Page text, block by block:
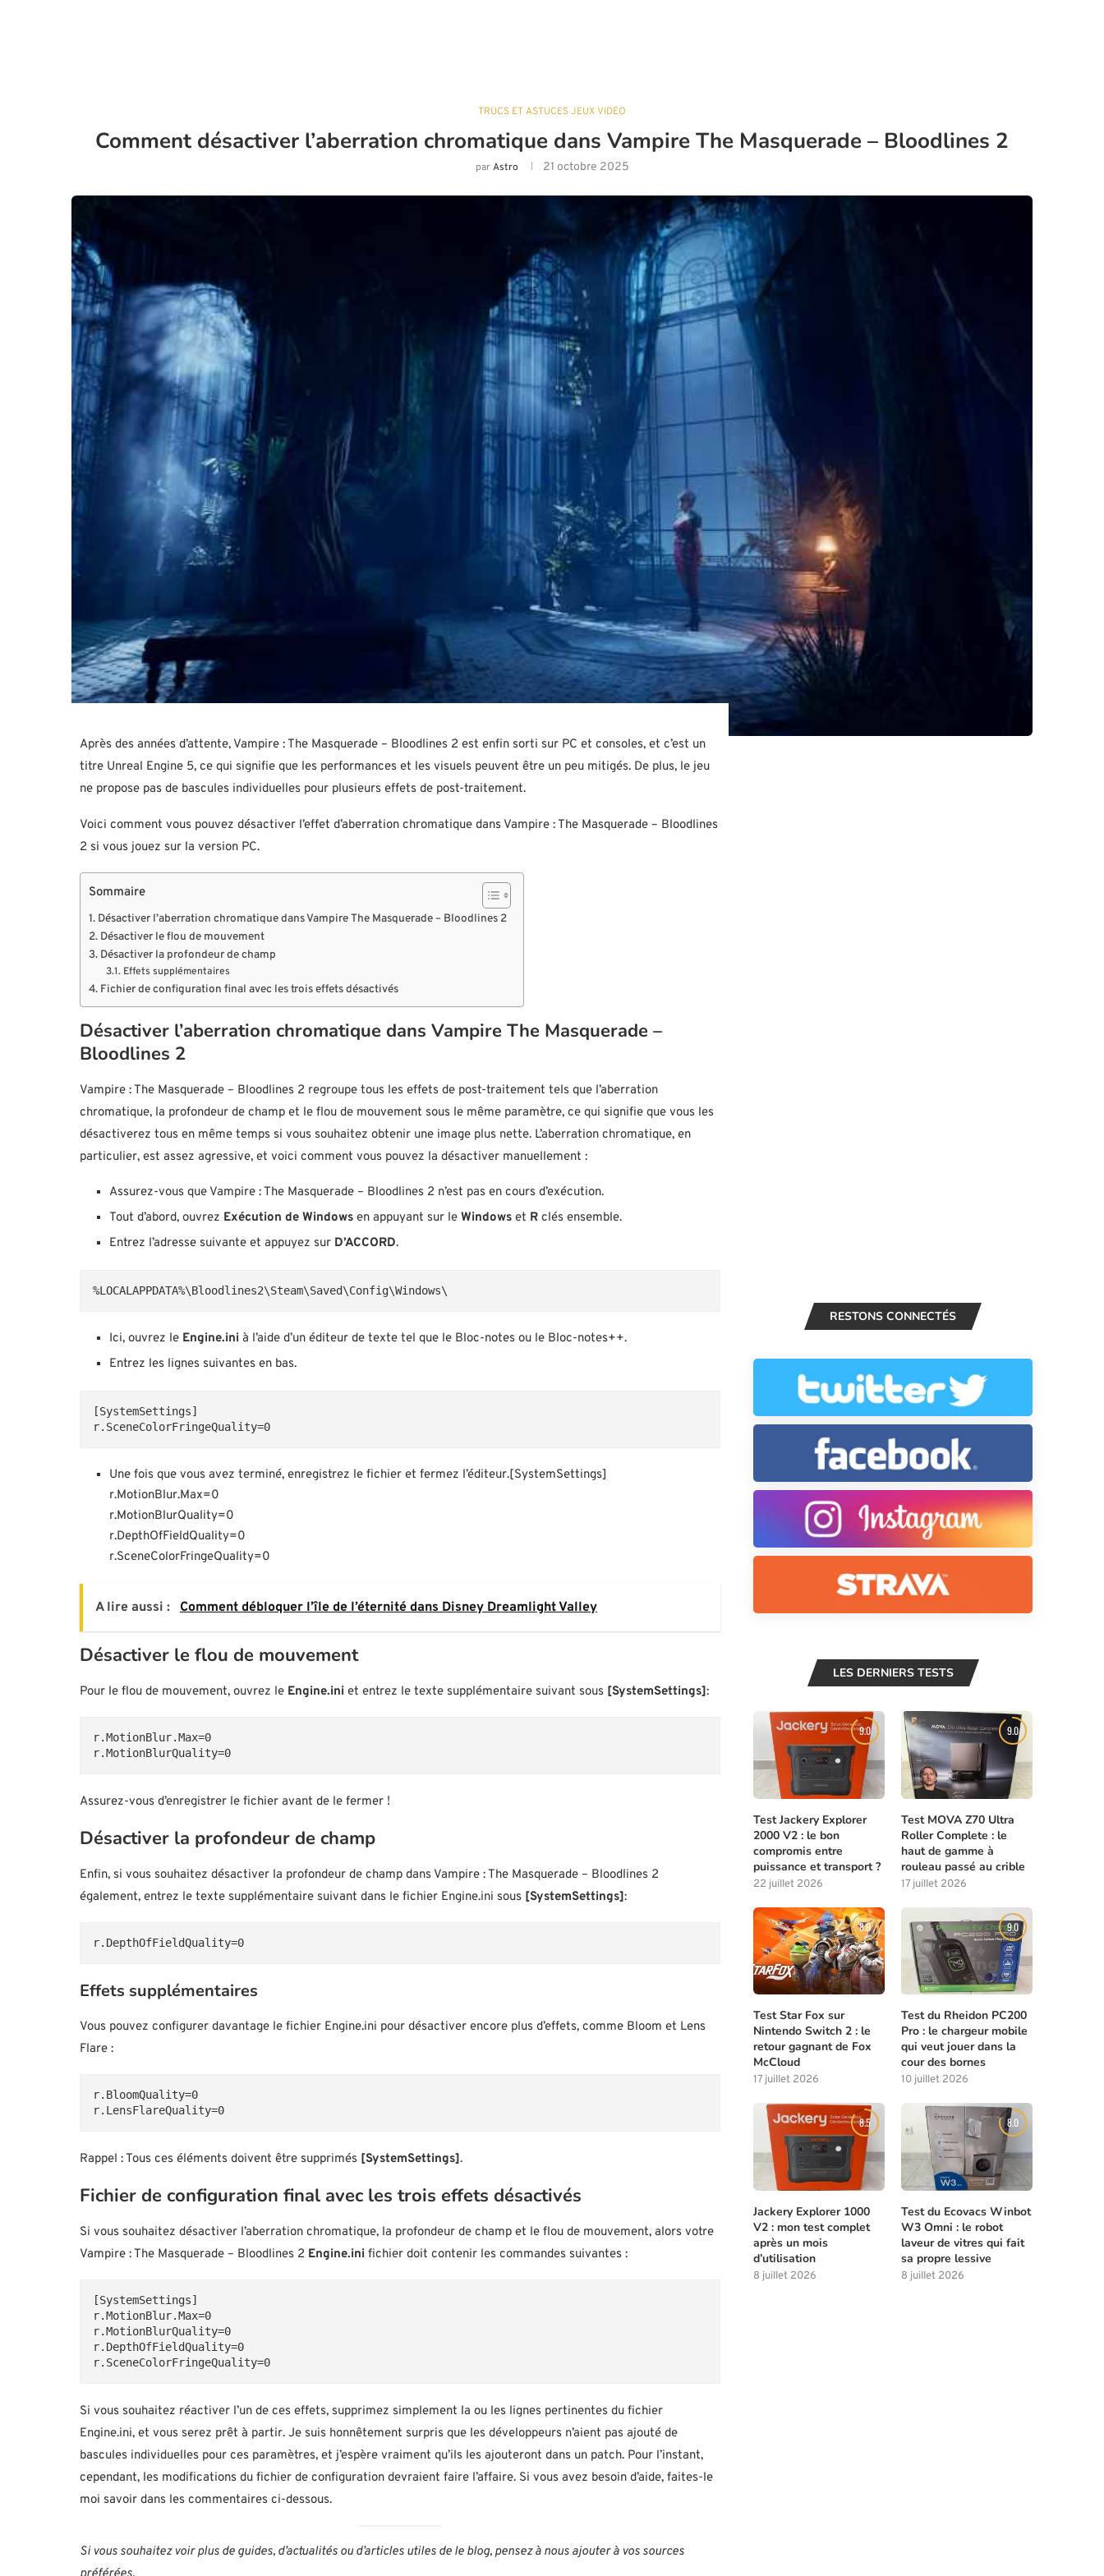
TRUCS ET ASTUCES JEUX VIDÉO
Comment désactiver l’aberration chromatique dans Vampire The Masquerade – Bloodlines 2
parAstro 21 octobre 2025
Après des années d’attente, Vampire : The Masquerade – Bloodlines 2 est enfin sorti sur PC et consoles, et c’est un
titre Unreal Engine 5, ce qui signifie que les performances et les visuels peuvent être un peu mitigés. De plus, le jeu
ne propose pas de bascules individuelles pour plusieurs effets de post-traitement.
Voici comment vous pouvez désactiver l’effet d’aberration chromatique dans Vampire : The Masquerade – Bloodlines
2 si vous jouez sur la version PC.
Sommaire
Désactiver l’aberration chromatique dans Vampire The Masquerade – Bloodlines 2
Désactiver le flou de mouvement
Désactiver la profondeur de champ
Effets supplémentaires
Fichier de configuration final avec les trois effets désactivés
Désactiver l’aberration chromatique dans Vampire The Masquerade –
Bloodlines 2
Vampire : The Masquerade – Bloodlines 2 regroupe tous les effets de post-traitement tels que l’aberration
chromatique, la profondeur de champ et le flou de mouvement sous le même paramètre, ce qui signifie que vous les
désactiverez tous en même temps si vous souhaitez obtenir une image plus nette. L’aberration chromatique, en
particulier, est assez agressive, et voici comment vous pouvez la désactiver manuellement :
Assurez-vous que Vampire : The Masquerade – Bloodlines 2 n’est pas en cours d’exécution.
Tout d’abord, ouvrez Exécution de Windows en appuyant sur le Windows et R clés ensemble.
Entrez l’adresse suivante et appuyez sur D’ACCORD.
%LOCALAPPDATA%\Bloodlines2\Steam\Saved\Config\Windows\
Ici, ouvrez le Engine.ini à l’aide d’un éditeur de texte tel que le Bloc-notes ou le Bloc-notes++.
Entrez les lignes suivantes en bas.
[SystemSettings]
r.SceneColorFringeQuality=0
Une fois que vous avez terminé, enregistrez le fichier et fermez l’éditeur.[SystemSettings]
r.MotionBlur.Max=0
r.MotionBlurQuality=0
r.DepthOfFieldQuality=0
r.SceneColorFringeQuality=0
A lire aussi : Comment débloquer l’île de l’éternité dans Disney Dreamlight Valley
Désactiver le flou de mouvement
Pour le flou de mouvement, ouvrez le Engine.ini et entrez le texte supplémentaire suivant sous [SystemSettings]:
r.MotionBlur.Max=0
r.MotionBlurQuality=0
Assurez-vous d’enregistrer le fichier avant de le fermer !
Désactiver la profondeur de champ
Enfin, si vous souhaitez désactiver la profondeur de champ dans Vampire : The Masquerade – Bloodlines 2
également, entrez le texte supplémentaire suivant dans le fichier Engine.ini sous [SystemSettings]:
r.DepthOfFieldQuality=0
Effets supplémentaires
Vous pouvez configurer davantage le fichier Engine.ini pour désactiver encore plus d’effets, comme Bloom et Lens
Flare :
r.BloomQuality=0
r.LensFlareQuality=0
Rappel : Tous ces éléments doivent être supprimés [SystemSettings].
Fichier de configuration final avec les trois effets désactivés
Si vous souhaitez désactiver l’aberration chromatique, la profondeur de champ et le flou de mouvement, alors votre
Vampire : The Masquerade – Bloodlines 2 Engine.ini fichier doit contenir les commandes suivantes :
[SystemSettings]
r.MotionBlur.Max=0
r.MotionBlurQuality=0
r.DepthOfFieldQuality=0
r.SceneColorFringeQuality=0
Si vous souhaitez réactiver l’un de ces effets, supprimez simplement la ou les lignes pertinentes du fichier
Engine.ini, et vous serez prêt à partir. Je suis honnêtement surpris que les développeurs n’aient pas ajouté de
bascules individuelles pour ces paramètres, et j’espère vraiment qu’ils les ajouteront dans un patch. Pour l’instant,
cependant, les modifications du fichier de configuration devraient faire l’affaire. Si vous avez besoin d’aide, faites-le
moi savoir dans les commentaires ci-dessous.
Si vous souhaitez voir plus de guides, d’actualités ou d’articles utiles de le blog, pensez à nous ajouter à vos sources
RESTONS CONNECTÉS
LES DERNIERS TESTS
9.0
Test Jackery Explorer
2000 V2 : le bon
compromis entre
puissance et transport ?
22 juillet 2026
9.0
Test MOVA Z70 Ultra
Roller Complete : le
haut de gamme à
rouleau passé au crible
17 juillet 2026
8.0
Test Star Fox sur
Nintendo Switch 2 : le
retour gagnant de Fox
McCloud
17 juillet 2026
9.0
Test du Rheidon PC200
Pro : le chargeur mobile
qui veut jouer dans la
cour des bornes
10 juillet 2026
8.5
Jackery Explorer 1000
V2 : mon test complet
après un mois
d’utilisation
8 juillet 2026
8.0
Test du Ecovacs Winbot
W3 Omni : le robot
laveur de vitres qui fait
sa propre lessive
8 juillet 2026